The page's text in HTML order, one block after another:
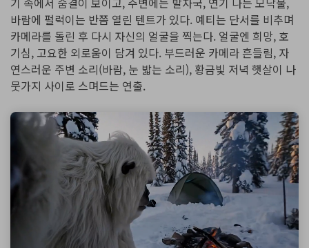
바람에 펄럭이는 반쯤 열린 텐트가 있다. 예티는 단서를 비추며
카메라를 돌린 후 다시 자신의 얼굴을 찍는다. 얼굴엔 희망, 호
기심, 고요한 외로움이 담겨 있다. 부드러운 카메라 흔들림, 자
연스러운 주변 소리(바람, 눈 밟는 소리), 황금빛 저녁 햇살이 나
뭇가지 사이로 스며드는 연출.